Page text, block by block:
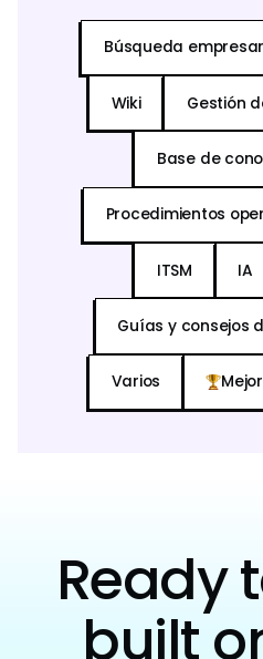
Búsqueda
Wiki Gestión
Base de
Procedimientos
ITSM IA
Guías y consejos
Varios
Ready
built